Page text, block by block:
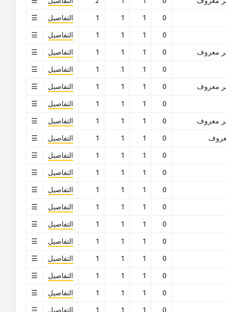
0
1
1
1
التفاصيل
0
1
1
1
التفاصيل
معروف
0
1
1
1
التفاصيل
0
1
1
1
التفاصيل
معروف
0
1
1
1
التفاصيل
0
1
1
1
التفاصيل
معروف
0
1
1
1
التفاصيل
0
1
1
1
التفاصيل
0
1
1
1
التفاصيل
0
1
1
1
التفاصيل
0
1
1
1
التفاصيل
0
1
1
1
التفاصيل
0
1
1
1
التفاصيل
0
1
1
1
التفاصيل
0
1
1
1
التفاصيل
0
1
1
1
التفاصيل
0
1
1
1
التفاصيل
0
1
1
1
التفاصيل